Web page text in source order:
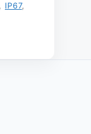
IP67,